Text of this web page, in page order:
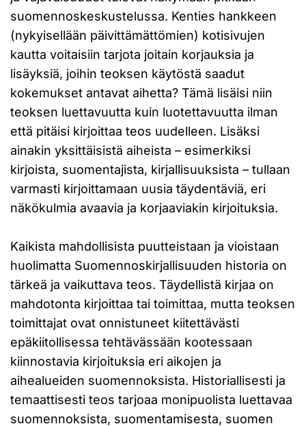
suomennoskeskustelussa. Kenties hankkeen
(nykyisellään päivittämättömien) kotisivujen
kautta voitaisiin tarjota joitain korjauksia ja
lisäyksiä, joihin teoksen käytöstä saadut
kokemukset antavat aihetta? Tämä lisäisi niin
teoksen luettavuutta kuin luotettavuutta ilman
että pitäisi kirjoittaa teos uudelleen. Lisäksi
ainakin yksittäisistä aiheista – esimerkiksi
kirjoista, suomentajista, kirjallisuuksista – tullaan
varmasti kirjoittamaan uusia täydentäviä, eri
näkökulmia avaavia ja korjaaviakin kirjoituksia.
Kaikista mahdollisista puutteistaan ja vioistaan
huolimatta Suomennoskirjallisuuden historia on
tärkeä ja vaikuttava teos. Täydellistä kirjaa on
mahdotonta kirjoittaa tai toimittaa, mutta teoksen
toimittajat ovat onnistuneet kiitettävästi
epäkiitollisessa tehtävässään kootessaan
kiinnostavia kirjoituksia eri aikojen ja
aihealueiden suomennoksista. Historiallisesti ja
temaattisesti teos tarjoaa monipuolista luettavaa
suomennoksista, suomentamisesta, suomen